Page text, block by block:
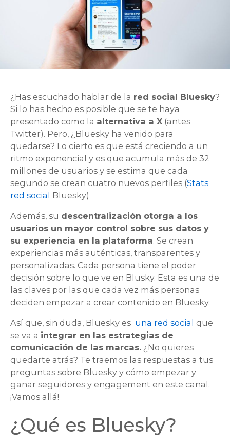
¿Has escuchado hablar de la red social Bluesky?
Si lo has hecho es posible que se te haya
presentado como la alternativa a X (antes
Twitter). Pero, ¿Bluesky ha venido para
quedarse? Lo cierto es que está creciendo a un
ritmo exponencial y es que acumula más de 32
millones de usuarios y se estima que cada
segundo se crean cuatro nuevos perfiles (Stats
red social Bluesky)
Además, su descentralización otorga a los
usuarios un mayor control sobre sus datos y
su experiencia en la plataforma. Se crean
experiencias más auténticas, transparentes y
personalizadas. Cada persona tiene el poder
decisión sobre lo que ve en Blusky. Esta es una de
las claves por las que cada vez más personas
deciden empezar a crear contenido en Bluesky.
Así que, sin duda, Bluesky es una red social que
se va a integrar en las estrategias de
comunicación de las marcas. ¿No quieres
quedarte atrás? Te traemos las respuestas a tus
preguntas sobre Bluesky y cómo empezar y
ganar seguidores y engagement en este canal.
¡Vamos allá!
¿Qué es Bluesky?